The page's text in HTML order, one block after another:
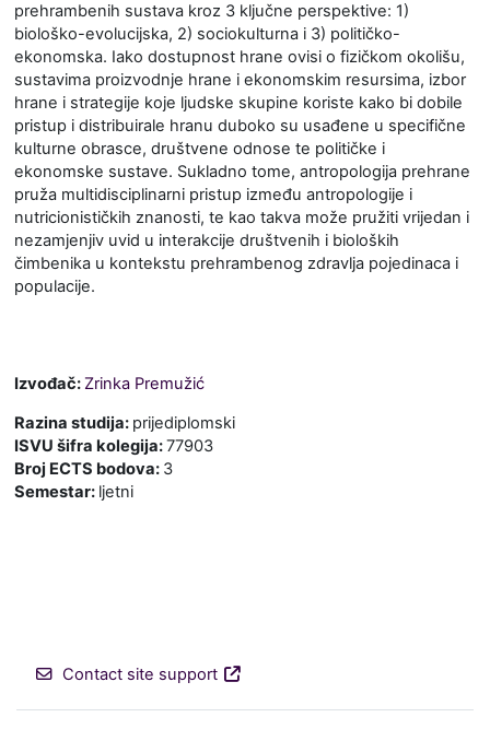
prehrambenih sustava kroz 3 ključne perspektive: 1)
biološko-evolucijska, 2) sociokulturna i 3) političko-
ekonomska. Iako dostupnost hrane ovisi o fizičkom okolišu,
sustavima proizvodnje hrane i ekonomskim resursima, izbor
hrane i strategije koje ljudske skupine koriste kako bi dobile
pristup i distribuirale hranu duboko su usađene u specifične
kulturne obrasce, društvene odnose te političke i
ekonomske sustave. Sukladno tome, antropologija prehrane
pruža multidisciplinarni pristup između antropologije i
nutricionističkih znanosti, te kao takva može pružiti vrijedan i
nezamjenjiv uvid u interakcije društvenih i bioloških
čimbenika u kontekstu prehrambenog zdravlja pojedinaca i
populacije.
Izvođač: Zrinka Premužić
Razina studija: prijediplomski
ISVU šifra kolegija:77903
Broj ECTS bodova: 3
Semestar: ljetni
Contact site support